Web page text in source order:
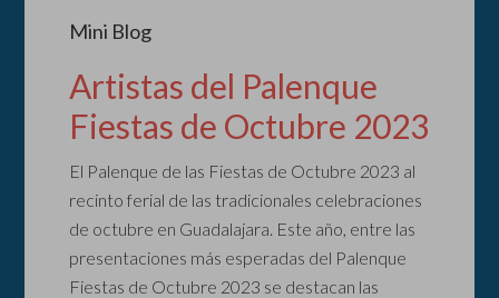
Mini Blog
Artistas del Palenque
Fiestas de Octubre 2023
El Palenque de las Fiestas de Octubre 2023 al
recinto ferial de las tradicionales celebraciones
de octubre en Guadalajara. Este año, entre las
presentaciones más esperadas del Palenque
Fiestas de Octubre 2023 se destacan las